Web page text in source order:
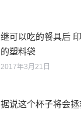
继可以吃的餐具后
的塑料袋
2017年3月21日
据说这个杯子将会